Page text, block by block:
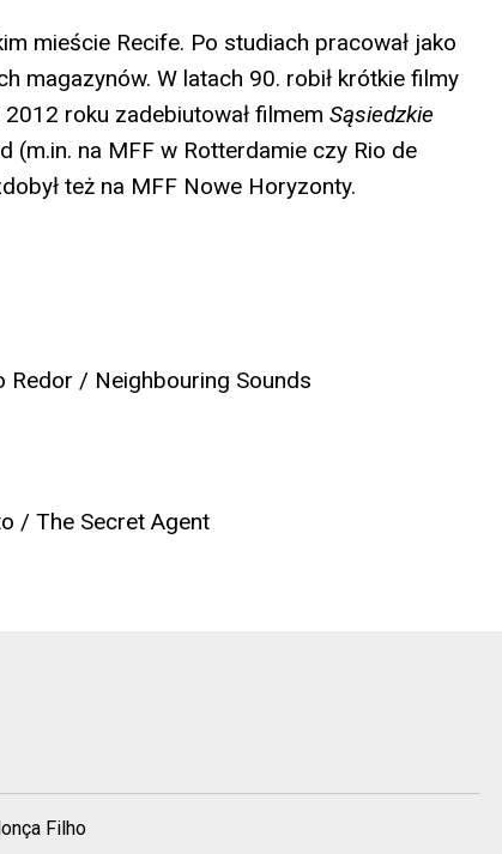
mieście Recife. Po studiach pracował jako
magazynów. W latach 90. robił krótkie filmy
roku zadebiutował filmem Sąsiedzkie
(m.in. na MFF w Rotterdamie czy Rio de
też na MFF Nowe Horyzonty.
Redor / Neighbouring Sounds
/ The Secret Agent
Filho